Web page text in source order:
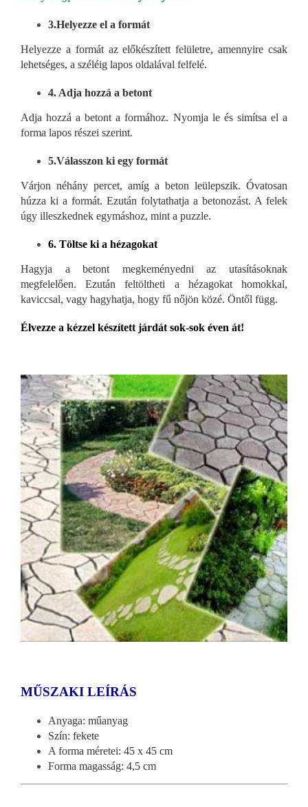
3.Helyezze el a formát
Helyezze a formát az előkészített felületre, amennyire csak
lehetséges, a széléig lapos oldalával felfelé.
4. Adja hozzá a betont
Adja hozzá a betont a formához. Nyomja le és simítsa el a
forma lapos részei szerint.
5.Válasszon ki egy formát
Várjon néhány percet, amíg a beton leülepszik. Óvatosan
húzza ki a formát. Ezután folytathatja a betonozást. A felek
úgy illeszkednek egymáshoz, mint a puzzle.
6. Töltse ki a hézagokat
Hagyja a betont megkeményedni az utasításoknak
megfelelően. Ezután feltöltheti a hézagokat homokkal,
kaviccsal, vagy hagyhatja, hogy fű nőjön közé. Öntől függ.
Élvezze a kézzel készített járdát sok-sok éven át!
MŰSZAKI LEÍRÁS
Anyaga: műanyag
Szín: fekete
A forma méretei: 45 x 45 cm
Forma magasság: 4,5 cm